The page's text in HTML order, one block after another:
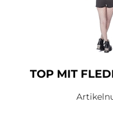
TOP MIT